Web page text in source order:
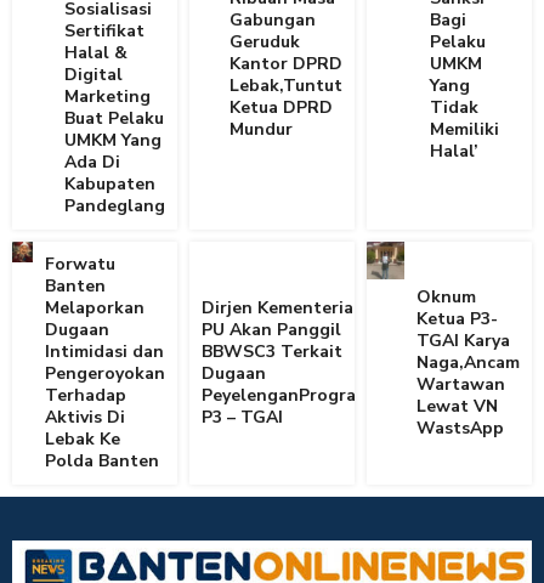
Sosialisasi
Sertifikat
Halal &
Digital
Marketing
Buat Pelaku
UMKM Yang
Ada Di
Kabupaten
Pandeglang
Gabungan
Geruduk
Kantor DPRD
Lebak,Tuntut
Ketua DPRD
Mundur
Bagi
Pelaku
UMKM
Yang
Tidak
Memiliki
Halal’
Forwatu
Banten
Melaporkan
Dugaan
Intimidasi dan
Pengeroyokan
Terhadap
Aktivis Di
Lebak Ke
Polda Banten
Dirjen Kementerian
PU Akan Panggil
BBWSC3 Terkait
Dugaan
PeyelenganProgram
P3 – TGAI
Oknum
Ketua P3-
TGAI Karya
Naga,Ancam
Wartawan
Lewat VN
WastsApp